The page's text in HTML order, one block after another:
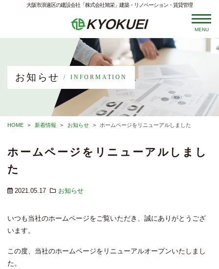
大阪市浪速区の建設会社「株式会社旭栄」建築・リノベーション・賃貸管理
MENU
お知らせ INFORMATION
HOME 新着情報 お知らせ ホームページをリニューアルしました
ホームページをリニューアルしまし
た
2021.05.17 お知らせ
いつも当社のホームページをご覧いただき、誠にありがとうござ
います。
この度、当社のホームページをリニューアルオープンいたしまし
た。